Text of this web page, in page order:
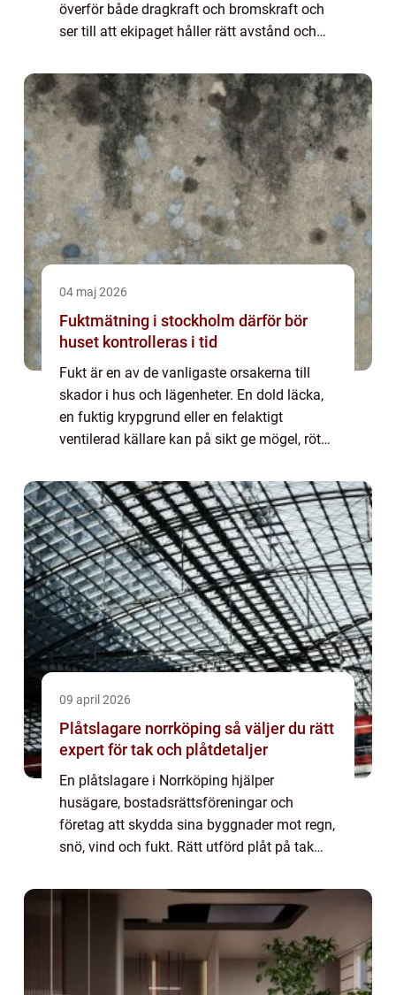
överför både dragkraft och bromskraft och
ser till att ekipaget håller rätt avstånd och
04 maj 2026
Fuktmätning i stockholm därför bör
huset kontrolleras i tid
Fukt är en av de vanligaste orsakerna till
skador i hus och lägenheter. En dold läcka,
en fuktig krypgrund eller en felaktigt
ventilerad källare kan på sikt ge mögel, röta
stockholm går det att upptäcka risker t...
09 april 2026
Plåtslagare norrköping så väljer du rätt
expert för tak och plåtdetaljer
En plåtslagare i Norrköping hjälper
husägare, bostadsrättsföreningar och
företag att skydda sina byggnader mot regn,
snö, vind och fukt. Rätt utförd plåt på tak
hållbart. Samtidigt kan snygga plåtdetaljer